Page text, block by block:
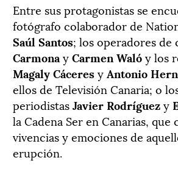
Entre sus protagonistas se
fotógrafo colaborador de
Saúl Santos; los operadores de
Carmona yCarmen Walóy los
Magaly Cáceresy Antonio
ellos de Televisión Canaria; o
periodistasJavierRodríguezy
la Cadena Ser en Canarias, que
vivencias y emociones de
erupción.